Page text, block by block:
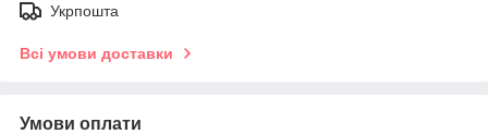
Укрпошта
Всі умови доставки
Умови оплати